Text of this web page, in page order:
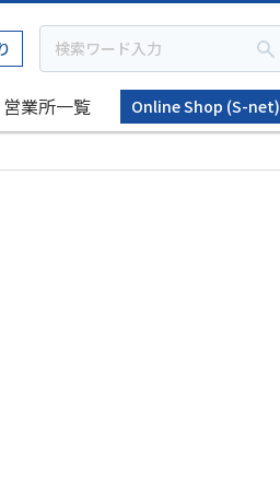
営業所一覧
Online Shop (S-net)